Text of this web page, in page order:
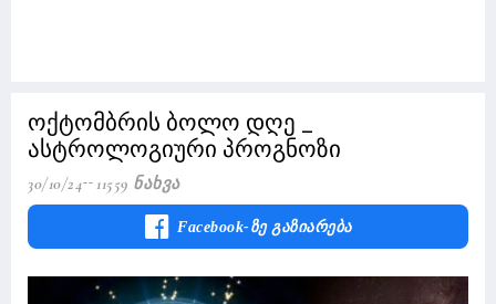
ოქტომბრის ბოლო დღე _
ასტროლოგიური პროგნოზი
30/10/24 11559 Ნახვა
Facebook-Ზე Გაზიარება